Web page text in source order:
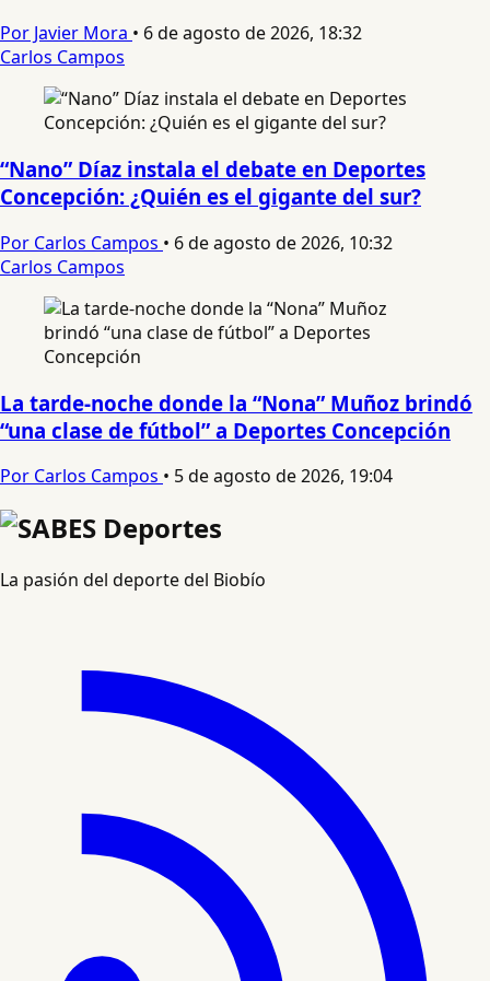
Por Javier Mora • 6 de agosto de 2026, 18:32
Carlos Campos
“Nano” Díaz instala el debate en Deportes
Concepción: ¿Quién es el gigante del sur?
Por Carlos Campos • 6 de agosto de 2026, 10:32
Carlos Campos
La tarde-noche donde la “Nona” Muñoz brindó
“una clase de fútbol” a Deportes Concepción
Por Carlos Campos • 5 de agosto de 2026, 19:04
La pasión del deporte del Biobío